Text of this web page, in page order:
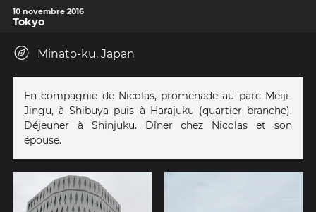
10 novembre 2016
Tokyo
Minato-ku, Japan
En compagnie de Nicolas, promenade au parc Meiji-
Jingu, à Shibuya puis à Harajuku (quartier branche).
Déjeuner à Shinjuku. Dîner chez Nicolas et son
épouse.